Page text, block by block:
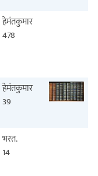
हेमंतकुमार
478
हेमंतकुमार
39
भरत.
14